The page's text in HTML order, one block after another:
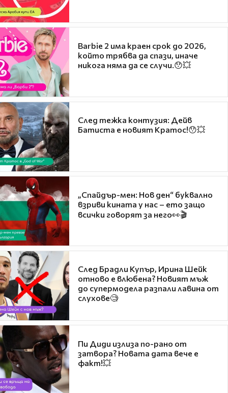
Barbie 2 има краен срок до 2026,
който трябва да спази, иначе
никога няма да се случи.😯💥
След тежка контузия: Дейв
Батиста е новият Кратос!😯💥
„Спайдър-мен: Нов ден“ буквално
взриви кината у нас – ето защо
всички говорят за него👀🎬
След Брадли Купър, Ирина Шейк
отново е влюбена? Новият мъж
до супермодела разпали лавина от
слухове🧐
Пи Диди излиза по-рано от
затвора? Новата дата вече е
факт!💥